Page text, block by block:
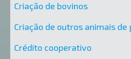
Criação de bovinos
Criação de outros animais de
Crédito cooperativo